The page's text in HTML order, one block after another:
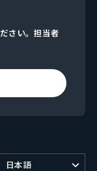
さい。担当者
日本語